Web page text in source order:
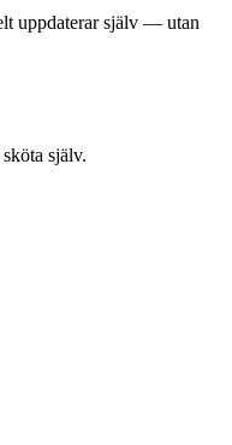
uppdaterar själv — utan
själv.